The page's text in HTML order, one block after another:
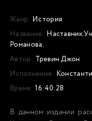
Жанр: История
Название:
Романова.
Автор: Тревин Джон
Исполнение:
Время: 16:40:28
В данном издании